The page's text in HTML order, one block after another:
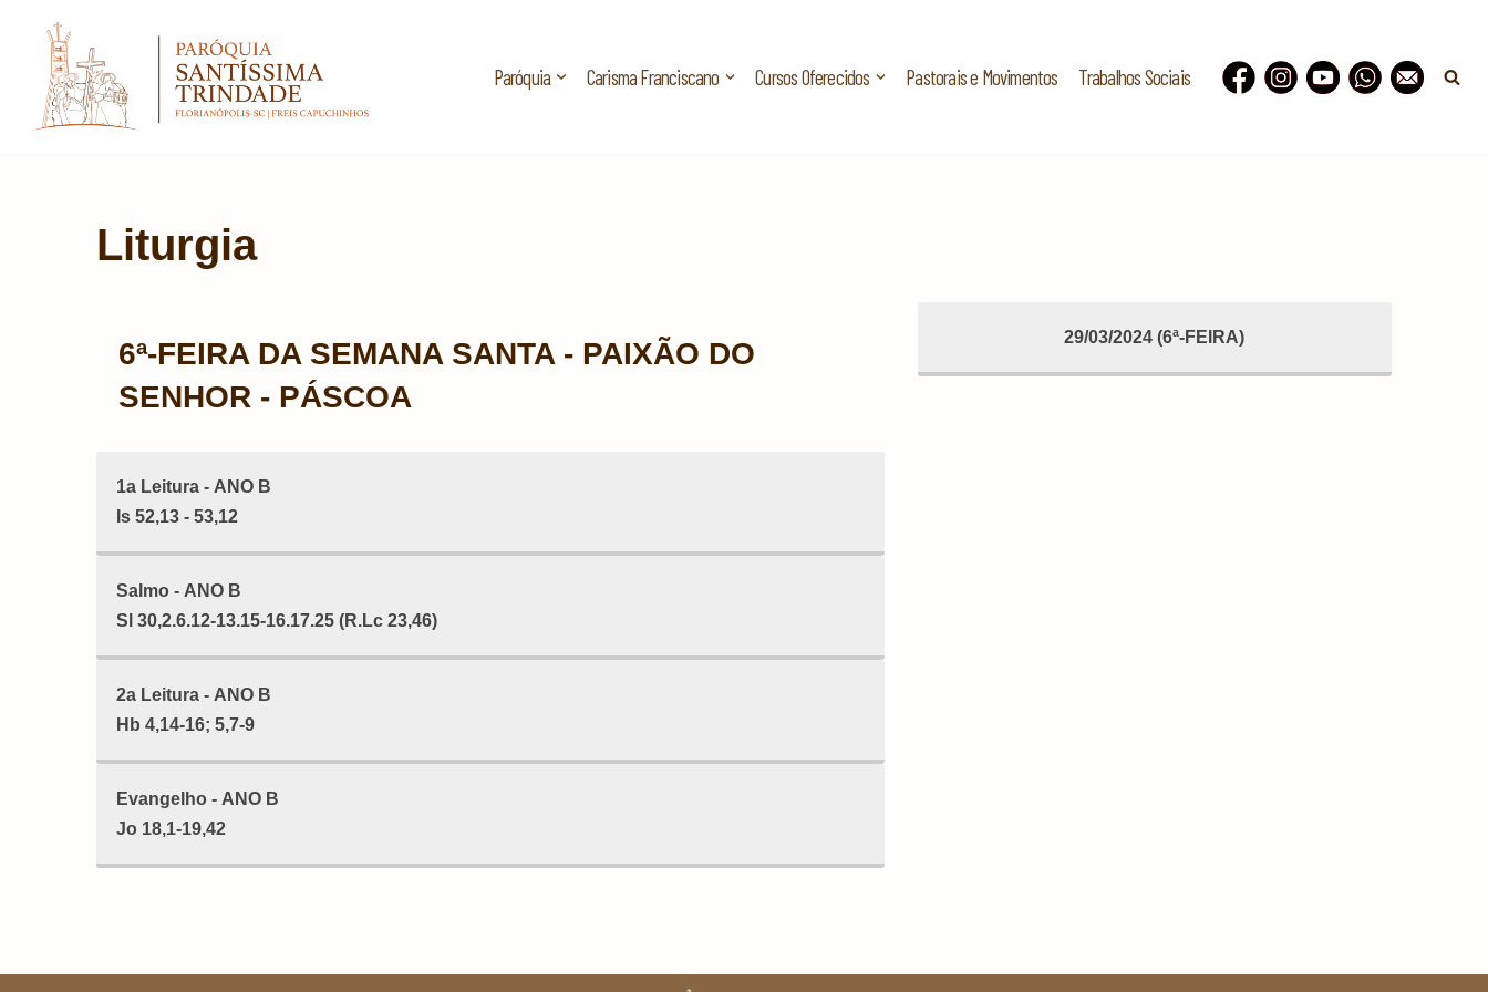
Pular
para
Paróquia Carisma Franciscano Cursos Oferecidos Pastorais e Movimentos Trabalhos Sociais
Liturgia
6ª-FEIRA DA SEMANA SANTA - PAIXÃO DO
SENHOR - PÁSCOA
1a Leitura - ANO B
Is 52,13 - 53,12
Salmo - ANO B
Sl 30,2.6.12-13.15-16.17.25 (R.Lc 23,46)
2a Leitura - ANO B
Hb 4,14-16; 5,7-9
Evangelho - ANO B
Jo 18,1-19,42
29/03/2024 (6ª-FEIRA)